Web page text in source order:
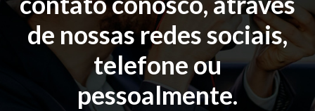
de nossas redes sociais,
telefone ou
pessoalmente.